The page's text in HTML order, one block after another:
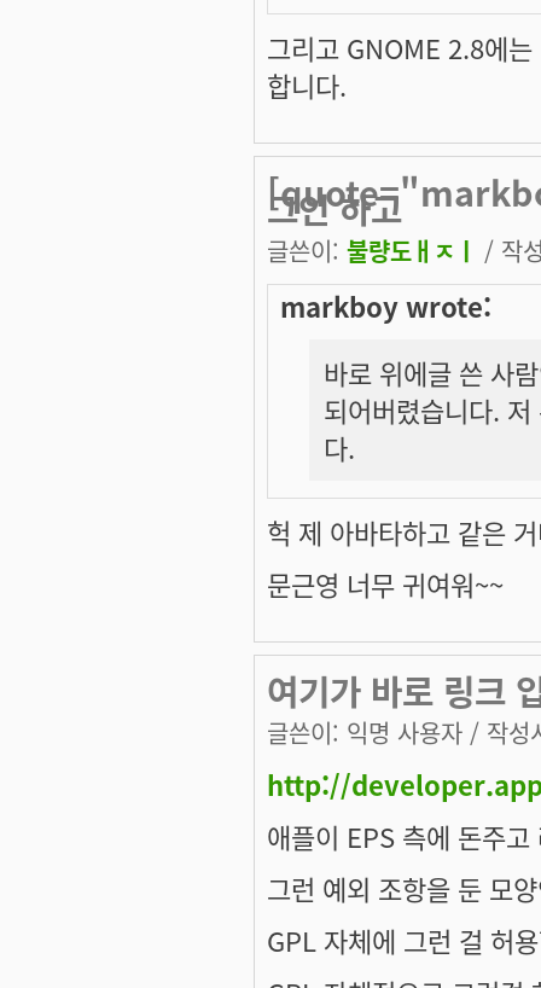
그리고 GNOME 2.8에
합니다.
그인 하고
글쓴이: 불량도ㅐㅈㅣ / 작
markboy wrote:
바로 위에글 쓴 사
되어버렸습니다.
다.
헉 제 아바타하고 같은
문근영 너무 귀여워~~
여기가 바로 링크
글쓴이: 익명 사용자 / 작성
http://
애플이 EPS 측에 돈주
그런 예외 조항을 둔 모
GPL 자체에 그런 걸 허